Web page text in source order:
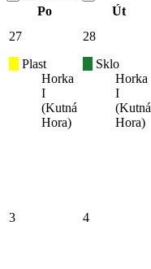
Po
Út
27
Plast
Horka
I
(Kutná
Hora)
28
Sklo
Horka
I
(Kutná
Hora)
3 4